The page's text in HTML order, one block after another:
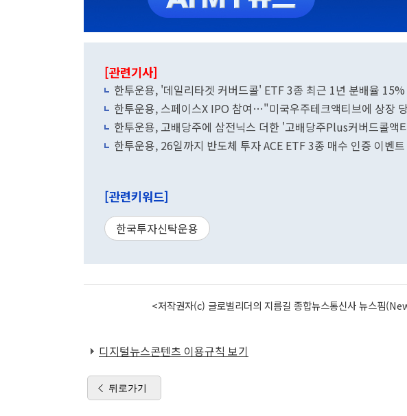
[관련기사]
한투운용, '데일리타겟 커버드콜' ETF 3종 최근 1년 분배율
한투운용, 스페이스X IPO 참여…"미국우주테크액티브에 상장
한투운용, 고배당주에 삼전닉스 더한 '고배당주Plus커버드콜액
한투운용, 26일까지 반도체 투자 ACE ETF 3종 매수 인증 이벤트
[관련키워드]
한국투자신탁운용
<저작권자(c) 글로벌리더의 지름길 종합뉴스통신사 뉴스핌
디지털뉴스콘텐츠 이용규칙 보기
뒤로가기